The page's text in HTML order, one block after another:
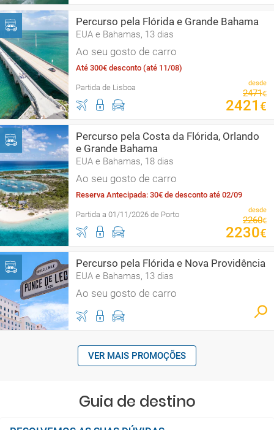
Percurso pela Flórida e Grande Bahama
EUA e Bahamas, 13 dias
Ao seu gosto de carro
Até 300€ desconto (até 11/08)
Partida de Lisboa desde
2471€
2421 €
Percurso pela Costa da Flórida, Orlando
e Grande Bahama
EUA e Bahamas, 18 dias
Ao seu gosto de carro
Reserva Antecipada: 30€ de desconto até 02/09
Partida a 01/11/2026 de Porto desde
2260€
2230€
Percurso pela Flórida e Nova Providência
EUA e Bahamas, 13 dias
Ao seu gosto de carro
VER MAIS PROMOÇÕES
Guia de destino